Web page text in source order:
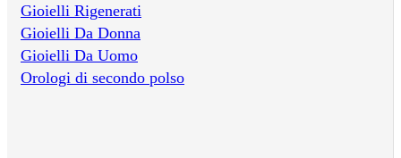
Gioielli Rigenerati
Gioielli Da Donna
Gioielli Da Uomo
Orologi di secondo polso